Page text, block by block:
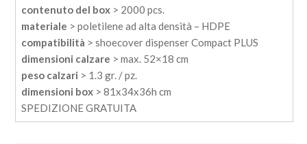
contenuto del box > 2000 pcs.
materiale > poletilene ad alta densità – HDPE
compatibilità > shoecover dispenser Compact PLUS
dimensioni calzare > max. 52×18 cm
peso calzari > 1.3 gr. / pz.
dimensioni box > 81x34x36h cm
SPEDIZIONE GRATUITA